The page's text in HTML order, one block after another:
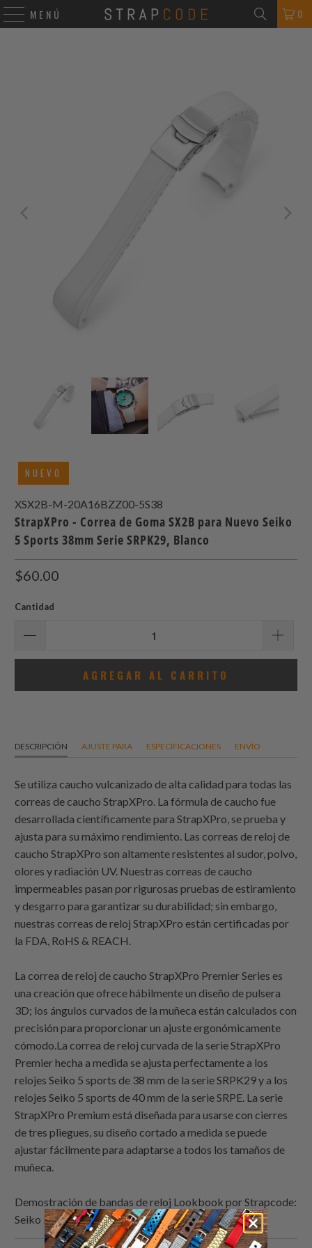
MENÚ 0
NUEVO
XSX2B-M-20A16BZZ00-5S38
StrapXPro - Correa de Goma SX2B para Nuevo Seiko
5 Sports 38mm Serie SRPK29, Blanco
$60.00
Cantidad
AGREGAR AL CARRITO
DESCRIPCIÓN AJUSTE PARA ESPECIFICACIONES ENVÍO
Se utiliza caucho vulcanizado de alta calidad para todas las
correas de caucho StrapXPro. La fórmula de caucho fue
desarrollada científicamente para StrapXPro, se prueba y
ajusta para su máximo rendimiento. Las correas de reloj de
caucho StrapXPro son altamente resistentes al sudor, polvo,
olores y radiación UV. Nuestras correas de caucho
impermeables pasan por rigurosas pruebas de estiramiento
y desgarro para garantizar su durabilidad; sin embargo,
nuestras correas de reloj StrapXPro están certificadas por
la FDA, RoHS & REACH.
La correa de reloj de caucho StrapXPro Premier Series es
una creación que ofrece hábilmente un diseño de pulsera
3D; los ángulos curvados de la muñeca están calculados con
precisión para proporcionar un ajuste ergonómicamente
cómodo.La correa de reloj curvada de la serie StrapXPro
Premier hecha a medida se ajusta perfectamente a los
relojes Seiko 5 sports de 38 mm de la serie SRPK29 y a los
relojes Seiko 5 sports de 40 mm de la serie SRPE. La serie
StrapXPro Premium está diseñada para usarse con cierres
de tres pliegues, su diseño cortado a medida se puede
ajustar fácilmente para adaptarse a todos los tamaños de
muñeca.
Demostración de bandas de reloj Lookbook porStrapcode:
Seiko 5 Sports 38mm SRPK33 Verde Teal